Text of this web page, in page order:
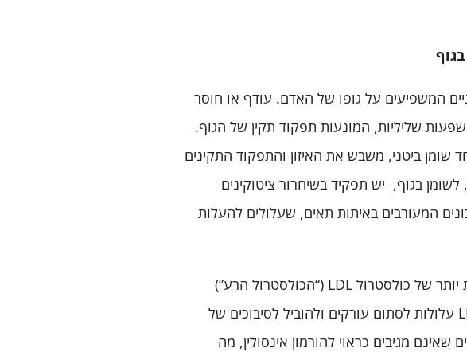
המשפיעים על גופו של האדם. עודף או חוסר
שליליות, המונעות תפקוד תקין של הגוף.
שומן ביטני, משבש את האיזון והתפקוד התקינים
בגוף, יש תפקיד בשיחרור ציטוקינים
המעורבים באיתות תאים, שעלולים להעלות
שומן ביטני מקושר ישירות לרמות גבוהות יותר של כולסטרול LDL (“הכולסטרול הרע”)
ועמידות לאינסולין. רמות גבוהות של LDL עלולות לסתום עורקים ולהוביל לסיבוכים של
שאינם מגיבים כראוי להורמון אינסולין, מה